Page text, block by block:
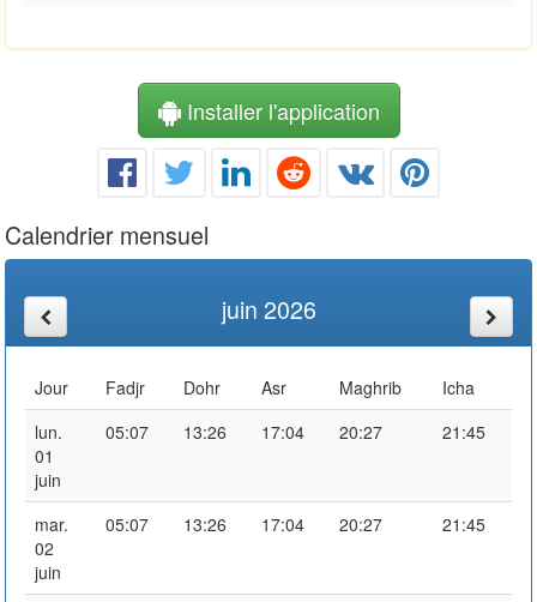
Installer l'application
Calendrier mensuel
juin 2026
Jour Fadjr Dohr Asr Maghrib
Icha
lun.
01
juin
05:07 13:26 17:04 20:27 21:45
mar.
02
juin
05:07 13:26 17:04 20:27 21:45